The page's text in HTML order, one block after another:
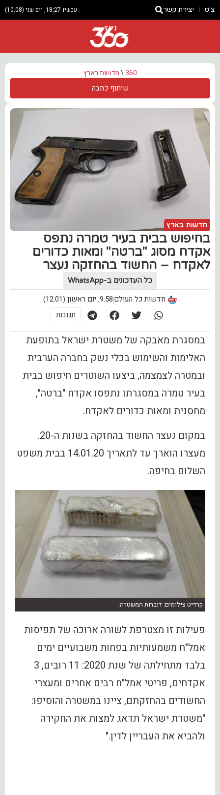
צ'ט יצירת קשר עכשיו 18:27, יום שני (10.08)
ניוז
360
\חדשות בארץ
שיתוף כתבה
חדשות בארץ
בחיפוש בבית בעיר טמרה נתפס
אקדח מסוג "ברטה" ומאות כדורים
לאקדח – החשוד בהחזקה נעצר
כל העדכונים ב-WhatsApp
חדשות כל העולם9:58, יום ראשון (12.01)
תגובות
במסגרת מאבקה של משטרת ישראל בתופעת
האלימות והשימוש בכלי נשק בחברה הערבית
ובמטרה לצמצמה, ביצעו השוטרים חיפוש בבית
בעיר טמרה במסגרתו נתפסו אקדח "ברטה",
מחסנית ומאות כדורים לאקדח.
במקום נעצר החשוד בהחזקה בשנות ה-20.
מעצרו הוארך עד לתאריך 14.01.20 בבית משפט
השלום בחיפה.
קרדיט צילומים: דוברות המשטרה.
פעילות זו מצטרפת לשורה ארוכה של תפיסות
אמל"ח משמעותיות בפחות משבועיים ימים
בלבד מתחילתה של שנת 2020: 11 רובים, 3
אקדחים, פריטי אמל"ח רבים אחרים ומעצרי
החשודים בהחזקתם, ציינו במשטרה והוסיפו:
"משטרת ישראל תדאג למצות את החקירה
ולהביא את העבריין לדין."